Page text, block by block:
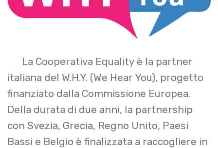
La Cooperativa Equality è la partner
italiana del W.H.Y. (We Hear You), progetto
finanziato dalla Commissione Europea.
Della durata di due anni, la partnership
con Svezia, Grecia, Regno Unito, Paesi
Bassi e Belgio è finalizzata a raccogliere in